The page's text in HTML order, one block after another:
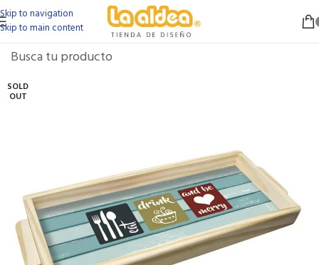
Skip to navigation
Skip to main content
SOLD
OUT